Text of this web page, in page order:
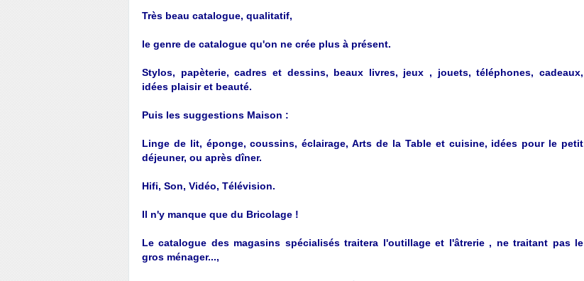
Très beau catalogue, qualitatif,
le genre de catalogue qu'on ne crée plus à présent.
Stylos, papèterie, cadres et dessins, beaux livres, jeux , jouets, téléphones, cadeaux,
idées plaisir et beauté.
Puis les suggestions Maison :
Linge de lit, éponge, coussins, éclairage, Arts de la Table et cuisine, idées pour le petit
déjeuner, ou après dîner.
Hifi, Son, Vidéo, Télévision.
Il n'y manque que du Bricolage !
Le catalogue des magasins spécialisés traitera l'outillage et l'âtrerie , ne traitant pas le
gros ménager...,